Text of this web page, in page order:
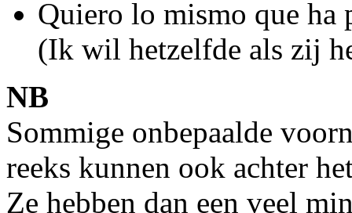
Quiero lo mismo que ha
(Ik wil hetzelfde als zij
NB
Sommige onbepaalde
reeks kunnen ook achter
Ze hebben dan een veel